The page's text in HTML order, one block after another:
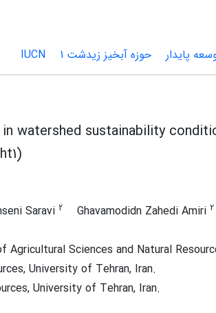
پایدار حوزه آبخیز زیدشت 1 IUCN
watershed sustainability
Saravi 2 Ghavamodidn Zahedi Amiri 2
Agricultural Sciences and Natural
University of Tehran, Iran.
University of Tehran, Iran.